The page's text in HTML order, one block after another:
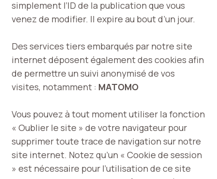
simplement l’ID de la publication que vous
venez de modifier. Il expire au bout d’un jour.
Des services tiers embarqués par notre site
internet déposent également des cookies afin
de permettre un suivi anonymisé de vos
visites, notamment : MATOMO
Vous pouvez à tout moment utiliser la fonction
« Oublier le site » de votre navigateur pour
supprimer toute trace de navigation sur notre
site internet. Notez qu’un « Cookie de session
» est nécessaire pour l’utilisation de ce site